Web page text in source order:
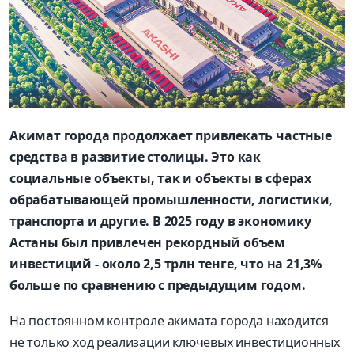
Акимат города продолжает привлекать частные
средства в развитие столицы. Это как
социальные объекты, так и объекты в сферах
обрабатывающей промышленности, логистики,
транспорта и другие. В 2025 году в экономику
Астаны был привлечен рекордный объем
инвестиций - около 2,5 трлн тенге, что на 21,3%
больше по сравнению с предыдущим годом.
На постоянном контроле акимата города находится
не только ход реализации ключевых инвестиционных